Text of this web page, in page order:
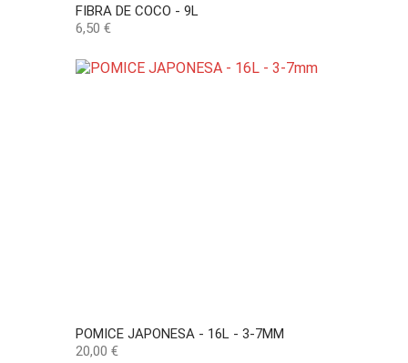
FIBRA DE COCO - 9L
Preço
6,50 €
POMICE JAPONESA - 16L - 3-7MM
Preço
20,00 €